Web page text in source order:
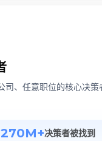
司、任意职位的核心决策
270M+决策者被找到